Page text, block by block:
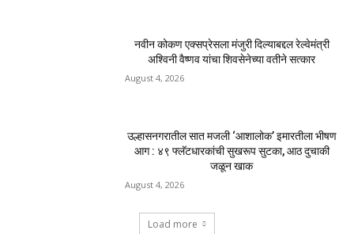
नवीन कोकण एक्सप्रेसला मंजुरी दिल्याबद्दल रेल्वेमंत्री
अश्विनी वैष्णव यांचा शिवसेनेच्या वतीने सत्कार
August 4, 2026
उल्हासनगरातील सात मजली ‘आशालोक’ इमारतीला भीषण
आग : ४९ फ्लॅटधारकांची सुखरूप सुटका, आठ दुचाकी
जळून खाक
August 4, 2026
Load more